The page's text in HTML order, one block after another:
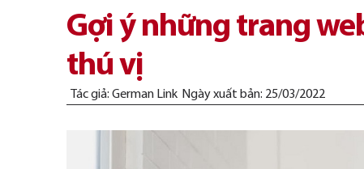
Gợi ý những trang
thú vị
Tác giả: German Link Ngày xuất bản: 25/03/2022